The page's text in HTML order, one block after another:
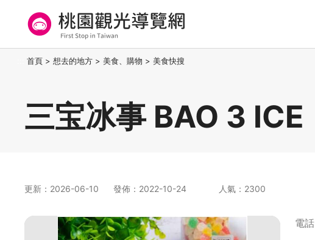
要
桃園觀光導覽網
首頁 > 想去的地方 > 美食、購物 > 美食快搜
三宝冰事 BAO 3 ICE
更新：2026-06-10 發佈：2022-10-24 人氣：2300
電話